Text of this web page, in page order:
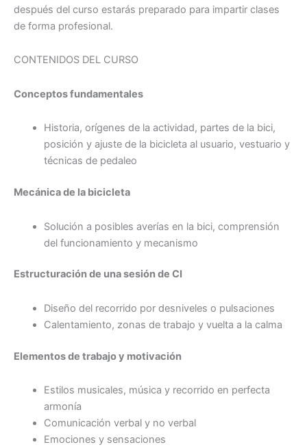
después del curso estarás preparado para impartir clases
de forma profesional.
CONTENIDOS DEL CURSO
Conceptos fundamentales
Historia, orígenes de la actividad, partes de la bici,
posición y ajuste de la bicicleta al usuario, vestuario y
técnicas de pedaleo
Mecánica de la bicicleta
Solución a posibles averías en la bici, comprensión
del funcionamiento y mecanismo
Estructuración de una sesión de CI
Diseño del recorrido por desniveles o pulsaciones
Calentamiento, zonas de trabajo y vuelta a la calma
Elementos de trabajo y motivación
Estilos musicales, música y recorrido en perfecta
armonía
Comunicación verbal y no verbal
Emociones y sensaciones